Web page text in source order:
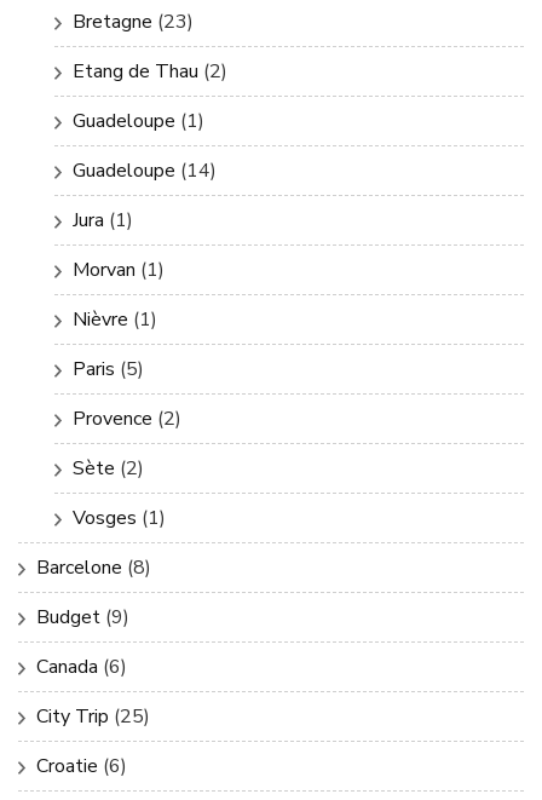
Bretagne (23)
Etang de Thau (2)
Guadeloupe (1)
Guadeloupe (14)
Jura (1)
Morvan (1)
Nièvre (1)
Paris (5)
Provence (2)
Sète (2)
Vosges (1)
Barcelone (8)
Budget (9)
Canada (6)
City Trip (25)
Croatie (6)